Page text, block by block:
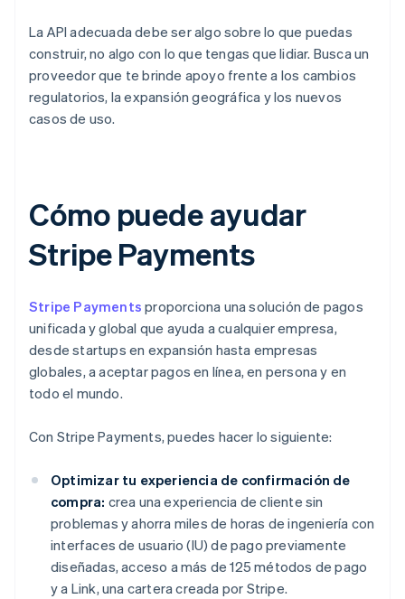
La API adecuada debe ser algo sobre lo que puedas
construir, no algo con lo que tengas que lidiar. Busca un
proveedor que te brinde apoyo frente a los cambios
regulatorios, la expansión geográfica y los nuevos
casos de uso.
Cómo puede ayudar
Stripe Payments
Stripe Payments proporciona una solución de pagos
unificada y global que ayuda a cualquier empresa,
desde startups en expansión hasta empresas
globales, a aceptar pagos en línea, en persona y en
todo el mundo.
Con Stripe Payments, puedes hacer lo siguiente:
Optimizar tu experiencia de confirmación de
compra: crea una experiencia de cliente sin
problemas y ahorra miles de horas de ingeniería con
interfaces de usuario (IU) de pago previamente
diseñadas, acceso a más de 125 métodos de pago
y a Link, una cartera creada por Stripe.